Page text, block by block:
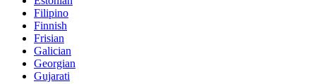
Filipino
Finnish
Frisian
Galician
Georgian
Gujarati